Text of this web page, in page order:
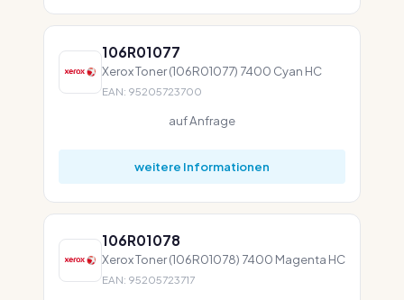
106R01077
Xerox Toner (106R01077) 7400 Cyan HC
EAN: 95205723700
auf Anfrage
weitere Informationen
106R01078
Xerox Toner (106R01078) 7400 Magenta HC
EAN: 95205723717